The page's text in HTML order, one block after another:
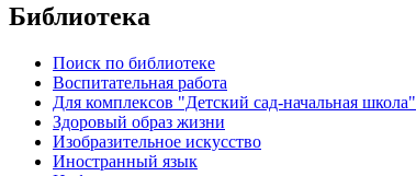
Библиотека
Поиск по библиотеке
Воспитательная работа
Для комплексов "Детский сад-начальная школа"
Здоровый образ жизни
Изобразительное искусство
Иностранный язык